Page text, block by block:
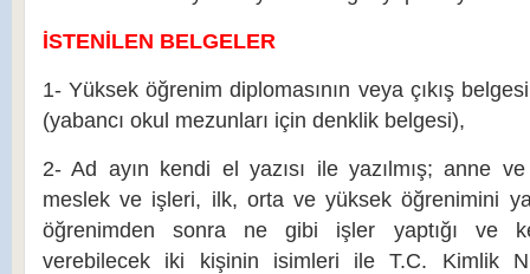
İSTENİLEN BELGELER
1- Yüksek öğrenim diplomasının veya çıkış
(yabancı okul mezunları için denklik belgesi),
2- Ad ayın kendi el yazısı ile yazılmış; anne ve
meslek ve işleri, ilk, orta ve yüksek öğrenimini
öğrenimden sonra ne gibi işler yaptığı ve
verebilecek iki kişinin isimleri ile T.C. Kimlik